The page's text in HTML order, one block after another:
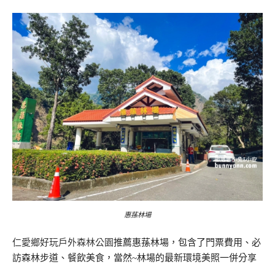
惠蓀林場
仁愛鄉好玩戶外森林公園推薦惠蓀林場，包含了門票費用、必
訪森林步道、餐飲美食，當然~林場的最新環境美照一併分享